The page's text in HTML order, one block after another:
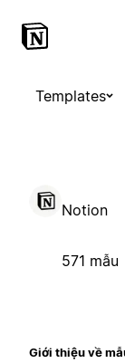
Templates
Notion
571 mẫu
Giới thiệu về